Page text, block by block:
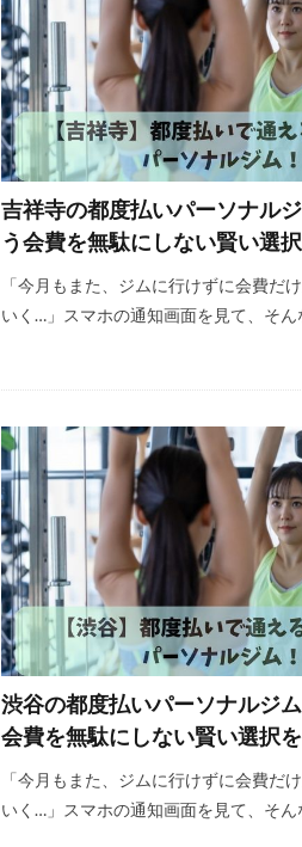
吉祥寺の都度払いパーソナル
う会費を無駄にしない賢い選
「今月もまた、ジムに行けずに会費だ
いく…」スマホの通知画面を見て、そ
渋谷の都度払いパーソナルジ
会費を無駄にしない賢い選択
「今月もまた、ジムに行けずに会費だ
いく…」スマホの通知画面を見て、そ